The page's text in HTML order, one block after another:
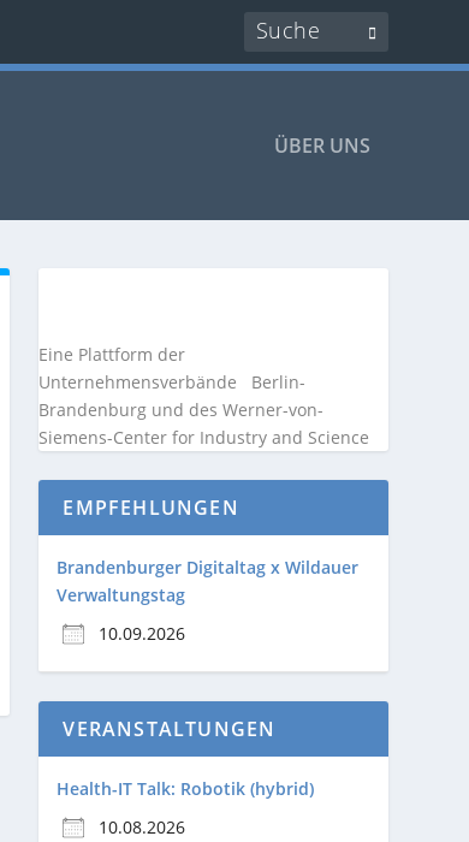
ÜBER UNS
Eine Plattform der
Unternehmensverbände Berlin-
Brandenburg und des Werner-von-
Siemens-Center for Industry and Science
EMPFEHLUNGEN
Brandenburger Digitaltag x Wildauer
Verwaltungstag
10.09.2026
VERANSTALTUNGEN
Health-IT Talk: Robotik (hybrid)
10.08.2026